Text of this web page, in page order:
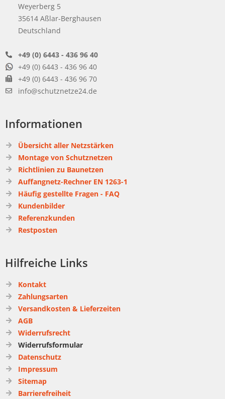
Weyerberg 5
35614 Aßlar-Berghausen
Deutschland
+49 (0) 6443 - 436 96 40
+49 (0) 6443 - 436 96 40
+49 (0) 6443 - 436 96 70
info@schutznetze24.de
Informationen
Übersicht aller Netzstärken
Montage von Schutznetzen
Richtlinien zu Baunetzen
Auffangnetz-Rechner EN 1263-1
Häufig gestellte Fragen - FAQ
Kundenbilder
Referenzkunden
Restposten
Hilfreiche Links
Kontakt
Zahlungsarten
Versandkosten & Lieferzeiten
AGB
Widerrufsrecht
Widerrufsformular
Datenschutz
Impressum
Sitemap
Barrierefreiheit